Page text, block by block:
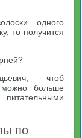
одного
то получится
— чтоб
можно больше
по